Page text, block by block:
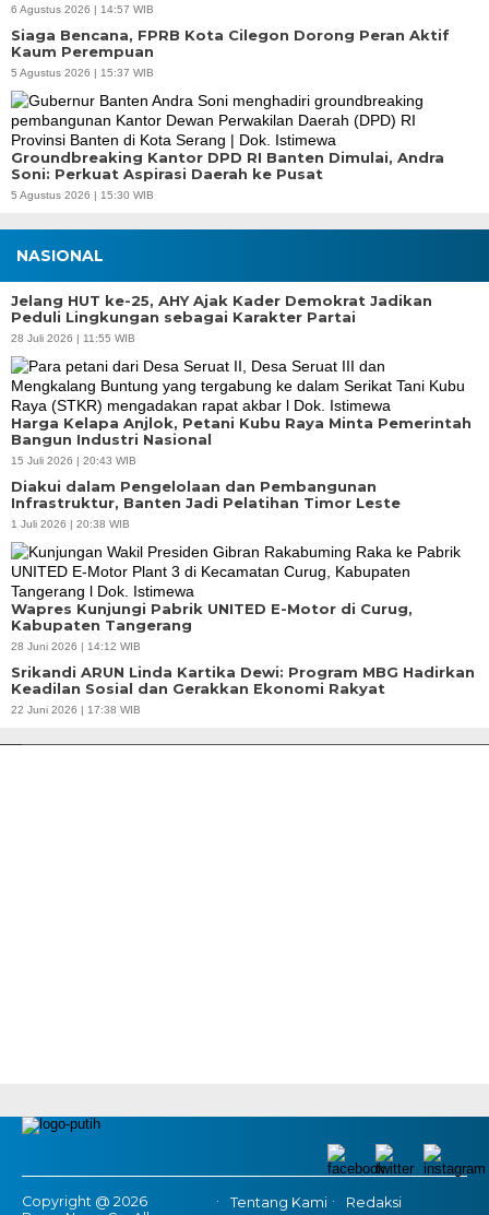
6 Agustus 2026 | 14:57 WIB
Siaga Bencana, FPRB Kota Cilegon Dorong Peran Aktif
Kaum Perempuan
5 Agustus 2026 | 15:37 WIB
Groundbreaking Kantor DPD RI Banten Dimulai, Andra
Soni: Perkuat Aspirasi Daerah ke Pusat
5 Agustus 2026 | 15:30 WIB
NASIONAL
Jelang HUT ke-25, AHY Ajak Kader Demokrat Jadikan
Peduli Lingkungan sebagai Karakter Partai
28 Juli 2026 | 11:55 WIB
Harga Kelapa Anjlok, Petani Kubu Raya Minta Pemerintah
Bangun Industri Nasional
15 Juli 2026 | 20:43 WIB
Diakui dalam Pengelolaan dan Pembangunan
Infrastruktur, Banten Jadi Pelatihan Timor Leste
1 Juli 2026 | 20:38 WIB
Wapres Kunjungi Pabrik UNITED E-Motor di Curug,
Kabupaten Tangerang
28 Juni 2026 | 14:12 WIB
Srikandi ARUN Linda Kartika Dewi: Program MBG Hadirkan
Keadilan Sosial dan Gerakkan Ekonomi Rakyat
22 Juni 2026 | 17:38 WIB
Copyright @ 2026
Tentang Kami
Redaksi